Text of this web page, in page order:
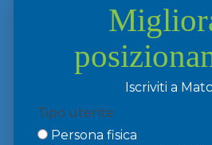
Iscriviti a
Tipo utente
Persona fisica